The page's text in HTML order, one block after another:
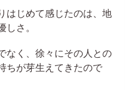
はじめて感じたのは、地
さ。
なく、徐々にその人との
ちが芽生えてきたので